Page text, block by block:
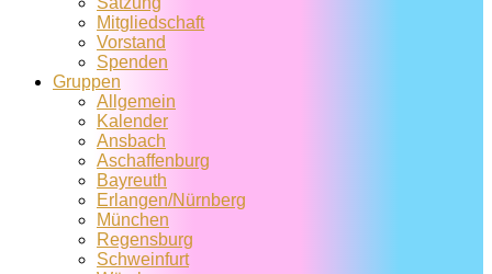
Mitglied­schaft
Vorstand
Spenden
Gruppen
Allgemein
Kalender
Ansbach
Aschaffenburg
Bayreuth
Erlangen/Nürnberg
München
Regensburg
Schweinfurt